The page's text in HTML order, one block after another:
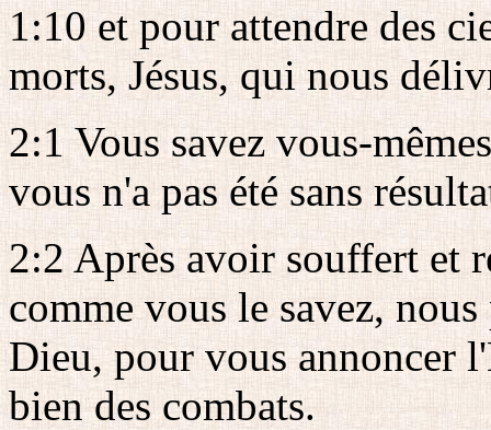
1:10 et pour attendre des
morts, Jésus, qui nous
2:1 Vous savez vous-
vous n'a pas été sans
2:2 Après avoir souffert et
comme vous le savez,
Dieu, pour vous annoncer
bien des combats.